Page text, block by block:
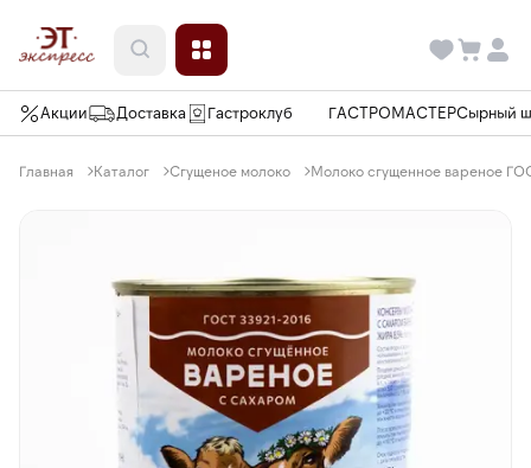
Акции Доставка Гастроклуб ГАСТРОМАСТЕРСырный
Главная Каталог Сгущеное молоко Молоко сгущенное вареное